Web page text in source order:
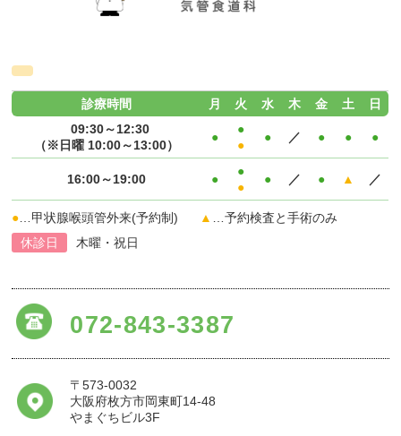
診療時間 月 火 水 木 金 土
日
09:30～12:30
（※日曜 10:00～13:00）
●
●
●
● ／ ● ● ●
16:00～19:00 ●
●
●
● ／ ● ▲ ／
● …甲状腺喉頭管外来(予約制) ▲
…予約検査と手術のみ
休診日
木曜・祝日
072-843-3387
〒573-0032
大阪府枚方市岡東町14-48
やまぐちビル3F